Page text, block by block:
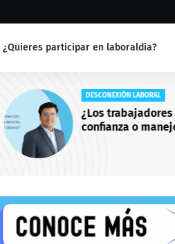
¿Quieres participar en laboraldia?
DESCONEXIÓN LABORAL
¿Los
confianza o